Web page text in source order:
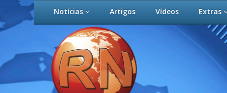
Notícias Artigos Vídeos Extras